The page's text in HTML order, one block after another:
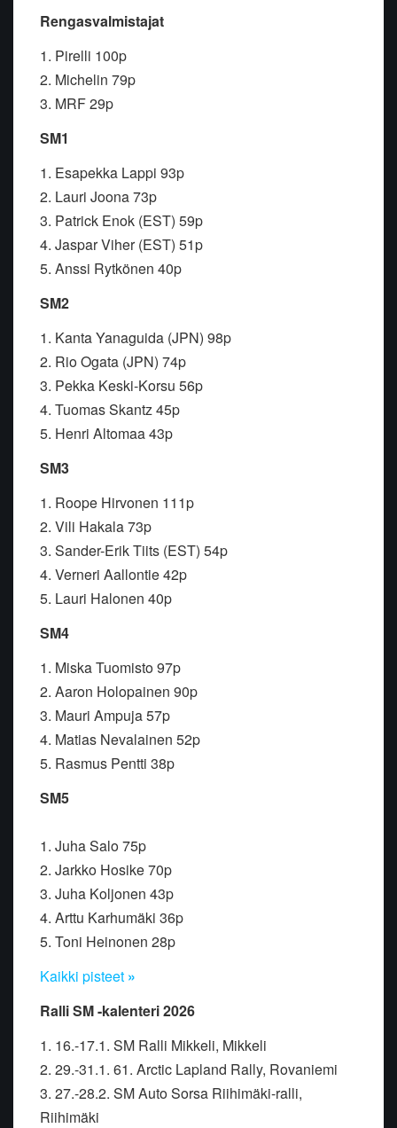
Rengasvalmistajat
1. Pirelli 100p
2. Michelin 79p
3. MRF 29p
SM1
1. Esapekka Lappi 93p
2. Lauri Joona 73p
3. Patrick Enok (EST) 59p
4. Jaspar Viher (EST) 51p
5. Anssi Rytkönen 40p
SM2
1. Kanta Yanaguida (JPN) 98p
2. Rio Ogata (JPN) 74p
3. Pekka Keski-Korsu 56p
4. Tuomas Skantz 45p
5. Henri Altomaa 43p
SM3
1. Roope Hirvonen 111p
2. Vili Hakala 73p
3. Sander-Erik Tiits (EST) 54p
4. Verneri Aallontie 42p
5. Lauri Halonen 40p
SM4
1. Miska Tuomisto 97p
2. Aaron Holopainen 90p
3. Mauri Ampuja 57p
4. Matias Nevalainen 52p
5. Rasmus Pentti 38p
SM5
1. Juha Salo 75p
2. Jarkko Hosike 70p
3. Juha Koljonen 43p
4. Arttu Karhumäki 36p
5. Toni Heinonen 28p
Kaikki pisteet »
Ralli SM -kalenteri 2026
1. 16.-17.1. SM Ralli Mikkeli, Mikkeli
2. 29.-31.1. 61. Arctic Lapland Rally, Rovaniemi
3. 27.-28.2. SM Auto Sorsa Riihimäki-ralli,
Riihimäki